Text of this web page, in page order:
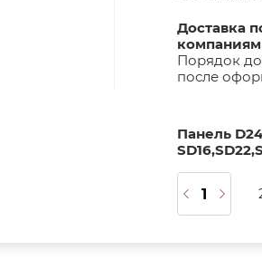
Доставка
Порядок
после
Панель